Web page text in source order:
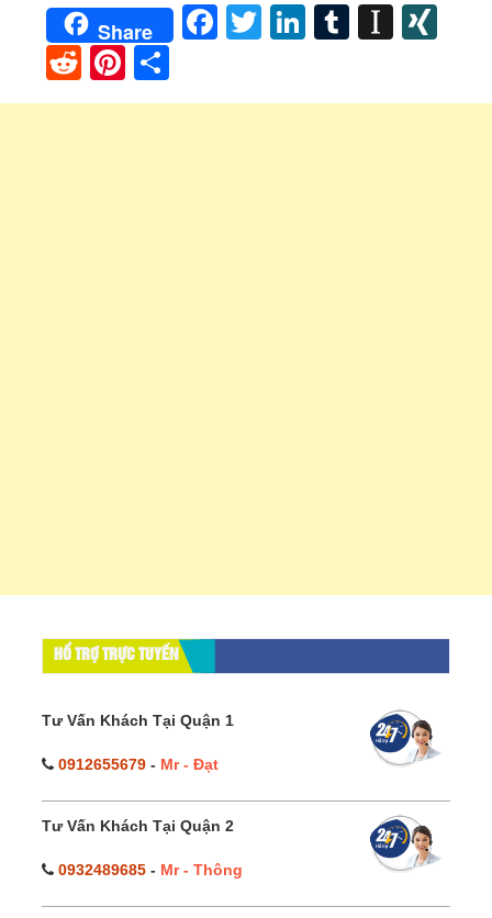
Share Facebook
TwitterLinkedIn
Tumblr
RedditPinterest
HỔ TRỢ TRỰC TUYẾN
Tư Vấn Khách Tại Quận 1
0912655679 - Mr - Đạt
Tư Vấn Khách Tại Quận 2
0932489685 - Mr - Thông